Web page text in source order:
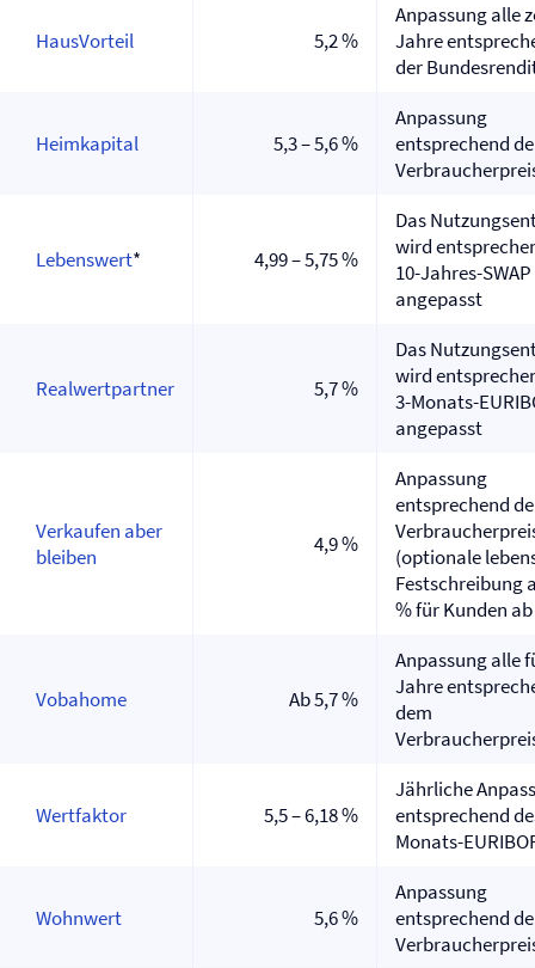
HausVorteil 5,2 %
Anpassung alle
Jahre
der
Heimkapital 5,3 – 5,6 %
Anpassung
entsprechend
Lebenswert* 4,99 – 5,75 %
Das
wird
10-Jahres-SWAP
angepasst
Realwertpartner 5,7 %
Das
wird
3-Monats-
angepasst
Verkaufen aber
bleiben
4,9 %
Anpassung
entsprechend
(optionale
Festschreibung
% für Kunden ab
Vobahome Ab 5,7 %
Anpassung alle
Jahre
dem
Wertfaktor 5,5 – 6,18 %
Jährliche
entsprechend
Monats-
Wohnwert 5,6 %
Anpassung
entsprechend